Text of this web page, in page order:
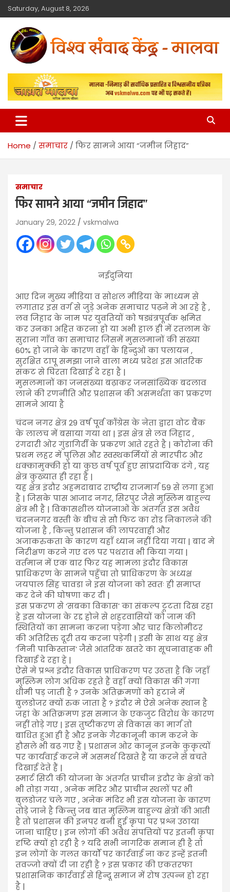
Saturday, August 8, 2026
विश्व संवाद केंद्र
मालवा
Home समाचार फिर सामने आया “जमीन जिहाद”
समाचार
फिर सामने आया “जमीन जिहाद”
January 29, 2022 vskmalwa
नईदुनिया
आए दिन मुख्य मीडिया व सोशल मीडिया के माध्यम से
लगातार इस वर्ग से जुड़े अनेक समाचार पढ़ने मे आ रहे है ,
लव जिहाद के नाम पर युवतियों को षड्यंत्रपूर्वक भ्रमित
कर उनका अहित करना हो या अभी हाल ही में रतलाम के
सुराना गाँव का समाचार जिसमें मुसलमानों की संख्या
60% हो जाने के कारण वहाँ के हिन्दुओं का पलायन ,
सुरक्षित टापू समझा जाने वाला मध्य प्रदेश इस आंतरिक
संकट से घिरता दिखाई दे रहा है |
मुसलमानों का जनसंख्या बढ़ाकर जनसांख्यिक बदलाव
लाने की रणनीति और प्रशासन की असमर्थता का प्रकरण
सामने आया है
चंदन नगर क्षेत्र 29 वर्ष पूर्व कॉंग्रेस के नेता द्वारा वोट बैंक
के लालच में बसाया गया था | इस क्षेत्र से लव जिहाद ,
रंगदारी ओर गुंडागिर्दी के प्रकरण आते रहते है | कोरोना की
प्रथम लहर में पुलिस और स्वस्थकर्मियों से मारपीट और
धक्कामुक्की हो या कुछ वर्ष पूर्व हुए सांप्रदायिक दंगे , यह
क्षेत्र कुख्यात ही रहा है |
यह क्षेत्र इंदौर अहमदाबाद राष्ट्रीय राजमार्ग 59 से लगा हुआ
है | जिसके पास आजाद नगर, सिरपुर जैसे मुस्लिम बाहुल्य
क्षेत्र भी है | विकासशील योजनाओं के अंतर्गत इस अवैध
चंदननगर बस्ती के बीच से सौ फिट का रोड निकालने की
योजना है , किन्तु प्रशासन की लापरवाही और
अजाकरुकता के कारण यहाँ ध्यान नहीं दिया गया | बाद मे
निरीक्षण करने गए दल पर पथराव भी किया गया |
वर्तमान में एक बार फिर यह मामला इंदौर विकास
प्राधिकरण के सामने पहुँचा तो प्राधिकरण के अध्यक्ष
जयपाल सिंह चावडा ने इस योजना को स्वतः ही समाप्त
कर देने की घोषणा कर दी |
इस प्रकरण से ‘सबका विकास’ का संकल्प टूटता दिख रहा
हे इस योजना के रद्द होने से शहरवासियों को जाम की
स्थितियों का सामना करना पड़ेगा और चार किलोमीटर
की अतिरिक्त दूरी तय करना पड़ेगी | इसी के साथ यह क्षेत्र
‘मिनी पाकिस्तान’ जैसे आंतरिक खतरे का सूचनावाहक भी
दिखाई दे रहा हे |
ऐसे मे प्रश्न इंदौर विकास प्राधिकरण पर उठता है कि जहाँ
मुस्लिम लोग अधिक रहते हैं वहाँ क्यों विकास की गंगा
धीमी पड़ जाती है ? उनके अतिक्रमणों को हटाने में
बुलडोजर क्यों रुक जाता है ? इंदौर मे ऐसे अनेक स्थान है
जहां के अतिक्रमण इस समाज के एकजुट विरोध के कारण
नहीं तोड़े गए | इस तुष्टीकरण से विकास का मार्ग तो
बाधित हुआ ही है और इनके गैरकानूनी काम करने के
हौसले भी बढ़ गए हैं | प्रशासन ओर कानून इनके कुकृत्यों
पर कार्यवाई करने में असमर्थ दिखते हैं या करने से बचते
दिखाई देते हैं |
स्मार्ट सिटी की योजना के अंतर्गत प्राचीन इंदौर के क्षेत्रों को
भी तोड़ा गया , अनेक मंदिर और प्राचीन स्थलों पर भी
बुलडोजर चले गए , अनेक मंदिर भी इस योजना के कारण
तोड़े जाने है किन्तु जब बात मुस्लिम बाहुल्य क्षेत्रों की आती
है तो प्रशासन की इनपर बनी हुई कृपा पर प्रश्न उठाया
जाना चाहिए | इन लोगों की अवैध संपत्तियों पर इतनी कृपा
दृष्टि क्यों हो रही है ? यदि सभी नागरिक समान ही है तो
इन लोगों के गलत कार्यों पर कार्रवाई ना कर इन्हें इतनी
तवज्जो क्यों दी जा रही है ? इस प्रकार की एकतरफा
प्रशासनिक कार्रवाई से हिन्दू समाज में रोष उत्पन्न हो रहा
है |